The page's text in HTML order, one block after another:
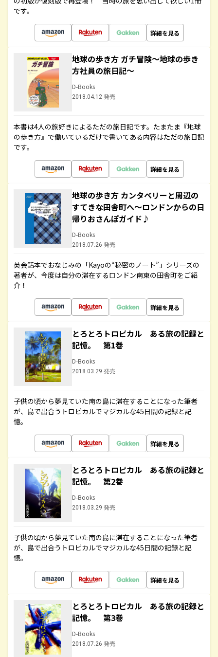
です。
詳細を見る
地球の歩き方 ガチ冒険～地球の歩き
方社員の旅日記～
D-Books
2018.04.12 発売
本書は4人の旅好きによるただの旅日記です。たまたま『地球
の歩き方』で働いているだけで書いてある内容はただの旅日記
です。
詳細を見る
地球の歩き方 カンタベリーと周辺の
すてきな田舎町へ～ロンドンからの日
帰りおさんぽガイド♪
D-Books
2018.07.26 発売
英会話本でおなじみの「Kayoの“秘密のノート”」シリーズの
著者が、今度は自分の滞在するロンドン南東の田舎町をご紹
介！
詳細を見る
とろとろトロピカル ある旅の記録と
記憶。 第1巻
D-Books
2018.03.29 発売
子供の頃から夢見ていた南の島に滞在することになった筆者
が、島で出合うトロピカルでマジカルな45日間の記録と記
憶。
詳細を見る
とろとろトロピカル ある旅の記録と
記憶。 第2巻
D-Books
2018.03.29 発売
子供の頃から夢見ていた南の島に滞在することになった筆者
が、島で出合うトロピカルでマジカルな45日間の記録と記
憶。
詳細を見る
とろとろトロピカル ある旅の記録と
記憶。 第3巻
D-Books
2018.07.26 発売